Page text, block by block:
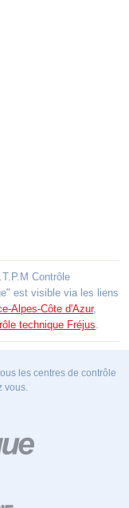
Contrôle
est visible via les liens
Alpes-Côte d'Azur,
technique Fréjus
les centres de contrôle
vous.